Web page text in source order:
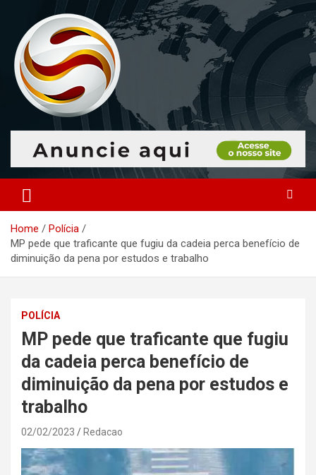
content
Portal Monitoramento
O portal que manitora a notícias para você!
Home
Polícia
MP pede que traficante que fugiu da cadeia perca benefício de
diminuição da pena por estudos e trabalho
POLÍCIA
MP pede que traficante que fugiu
da cadeia perca benefício de
diminuição da pena por estudos e
trabalho
02/02/2023 Redacao